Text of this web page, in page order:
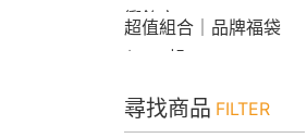
衝鋒衣
超值組合｜品牌福袋
$599起
尋找商品 FILTER